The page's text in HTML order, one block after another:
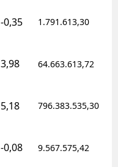
-0,35 1.791.613,30
3,98 64.663.613,72
5,18 796.383.535,30
-0,08 9.567.575,42